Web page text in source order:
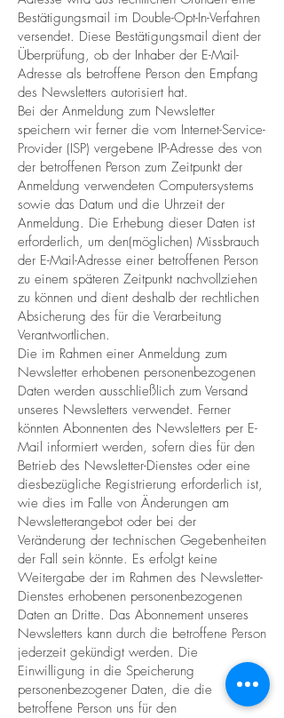
Bestätigungsmail im Double-Opt-In-Verfahren
versendet. Diese Bestätigungsmail dient der
Überprüfung, ob der Inhaber der E-Mail-
Adresse als betroffene Person den Empfang
des Newsletters autorisiert hat.
Bei der Anmeldung zum Newsletter
speichern wir ferner die vom Internet-Service-
Provider (ISP) vergebene IP-Adresse des von
der betroffenen Person zum Zeitpunkt der
Anmeldung verwendeten Computersystems
sowie das Datum und die Uhrzeit der
Anmeldung. Die Erhebung dieser Daten ist
erforderlich, um den(möglichen) Missbrauch
der E-Mail-Adresse einer betroffenen Person
zu einem späteren Zeitpunkt nachvollziehen
zu können und dient deshalb der rechtlichen
Absicherung des für die Verarbeitung
Verantwortlichen.
Die im Rahmen einer Anmeldung zum
Newsletter erhobenen personenbezogenen
Daten werden ausschließlich zum Versand
unseres Newsletters verwendet. Ferner
könnten Abonnenten des Newsletters per E-
Mail informiert werden, sofern dies für den
Betrieb des Newsletter-Dienstes oder eine
diesbezügliche Registrierung erforderlich ist,
wie dies im Falle von Änderungen am
Newsletterangebot oder bei der
Veränderung der technischen Gegebenheiten
der Fall sein könnte. Es erfolgt keine
Weitergabe der im Rahmen des Newsletter-
Dienstes erhobenen personenbezogenen
Daten an Dritte. Das Abonnement unseres
Newsletters kann durch die betroffene Person
jederzeit gekündigt werden. Die
Einwilligung in die Speicherung
personenbezogener Daten, die die
betroffene Person uns für den